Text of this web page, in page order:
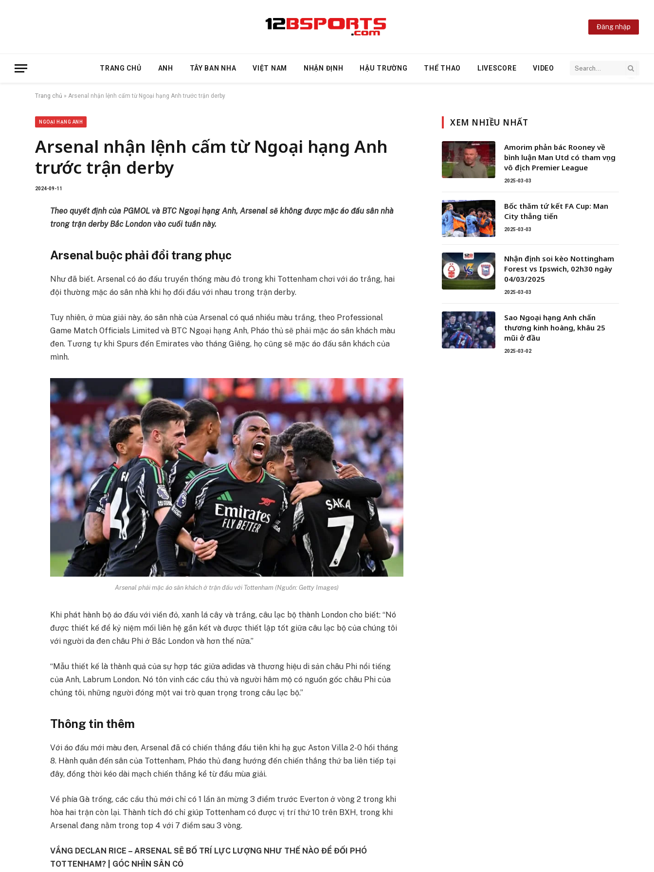
Đăng nhập
TRANG CHỦ ANH TÂY BAN NHA VIỆT NAM NHẬN ĐỊNH HẬU TRƯỜNG THỂ THAO LIVESCORE VIDEO
Trang chủ » Arsenal nhận lệnh cấm từ Ngoại hạng Anh trước trận derby
NGOẠI HẠNG ANH
Arsenal nhận lệnh cấm từ Ngoại hạng Anh
trước trận derby
2024-09-11
Theo quyết định của PGMOL và BTC Ngoại hạng Anh, Arsenal sẽ không được mặc áo đấu sân nhà
trong trận derby Bắc London vào cuối tuần này.
Arsenal buộc phải đổi trang phục
Như đã biết. Arsenal có áo đấu truyền thống màu đỏ trong khi Tottenham chơi với áo trắng, hai
đội thường mặc áo sân nhà khi họ đối đầu với nhau trong trận derby.
Tuy nhiên, ở mùa giải này, áo sân nhà của Arsenal có quá nhiều màu trắng, theo Professional
Game Match Officials Limited và BTC Ngoại hạng Anh, Pháo thủ sẽ phải mặc áo sân khách màu
đen. Tương tự khi Spurs đến Emirates vào tháng Giêng, họ cũng sẽ mặc áo đấu sân khách của
mình.
Arsenal phải mặc áo sân khách ở trận đấu với Tottenham (Nguồn: Getty Images)
Khi phát hành bộ áo đấu với viền đỏ, xanh lá cây và trắng, câu lạc bộ thành London cho biết: “Nó
được thiết kế để kỷ niệm mối liên hệ gắn kết và được thiết lập tốt giữa câu lạc bộ của chúng tôi
với người da đen châu Phi ở Bắc London và hơn thế nữa.”
“Mẫu thiết kế là thành quả của sự hợp tác giữa adidas và thương hiệu di sản châu Phi nổi tiếng
của Anh, Labrum London. Nó tôn vinh các cầu thủ và người hâm mộ có nguồn gốc châu Phi của
chúng tôi, những người đóng một vai trò quan trọng trong câu lạc bộ.”
Thông tin thêm
Với áo đấu mới màu đen, Arsenal đã có chiến thắng đầu tiên khi hạ gục Aston Villa 2-0 hồi tháng
8. Hành quân đến sân của Tottenham, Pháo thủ đang hướng đến chiến thắng thứ ba liên tiếp tại
đây, đồng thời kéo dài mạch chiến thắng kể từ đầu mùa giải.
Về phía Gà trống, các cầu thủ mới chỉ có 1 lần ăn mừng 3 điểm trước Everton ở vòng 2 trong khi
hòa hai trận còn lại. Thành tích đó chỉ giúp Tottenham có được vị trí thứ 10 trên BXH, trong khi
Arsenal đang nằm trong top 4 với 7 điểm sau 3 vòng.
VẮNG DECLAN RICE – ARSENAL SẼ BỐ TRÍ LỰC LƯỢNG NHƯ THẾ NÀO ĐỂ ĐỐI PHÓ
TOTTENHAM? | GÓC NHÌN SÂN CỎ
XEM NHIỀU NHẤT
Amorim phản bác Rooney về
bình luận Man Utd có tham vọng
vô địch Premier League
2025-03-03
Bốc thăm tứ kết FA Cup: Man
City thẳng tiến
2025-03-03
Nhận định soi kèo Nottingham
Forest vs Ipswich, 02h30 ngày
04/03/2025
2025-03-03
Sao Ngoại hạng Anh chấn
thương kinh hoàng, khâu 25
mũi ở đầu
2025-03-02